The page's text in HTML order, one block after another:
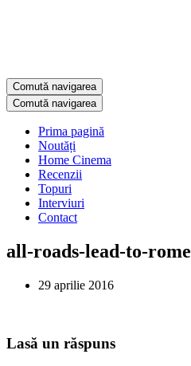
Comută navigarea
Comută navigarea
Prima pagină
Noutăți
Home Cinema
Recenzii
Topuri
Interviuri
Contact
all-roads-lead-to-rome
29 aprilie 2016
Lasă un răspuns